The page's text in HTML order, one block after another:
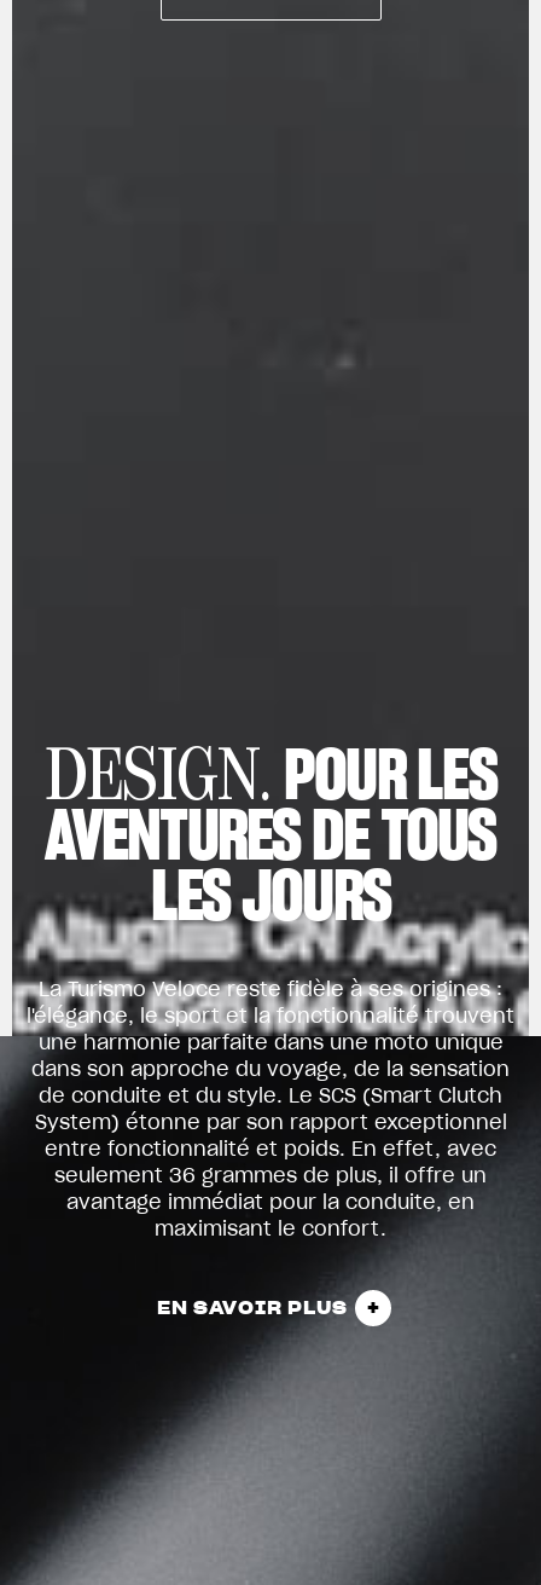
DESIGN. POUR LES
AVENTURES DE TOUS
LES JOURS
La Turismo Veloce reste fidèle à ses origines :
l'élégance, le sport et la fonctionnalité trouvent
une harmonie parfaite dans une moto unique
dans son approche du voyage, de la sensation
de conduite et du style. Le SCS (Smart Clutch
System) étonne par son rapport exceptionnel
entre fonctionnalité et poids. En effet, avec
seulement 36 grammes de plus, il offre un
avantage immédiat pour la conduite, en
maximisant le confort.
EN SAVOIR PLUS